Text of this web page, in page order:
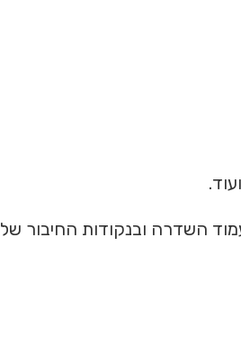
השדרה ובנקודות החיבור של